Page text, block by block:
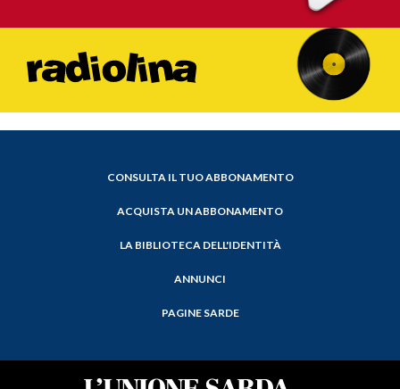
CONSULTA IL TUO ABBONAMENTO
ACQUISTA UN ABBONAMENTO
LA BIBLIOTECA DELL'IDENTITÀ
ANNUNCI
PAGINE SARDE